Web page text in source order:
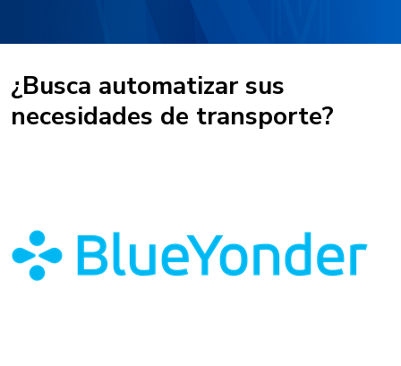
¿Busca automatizar sus
necesidades de transporte?